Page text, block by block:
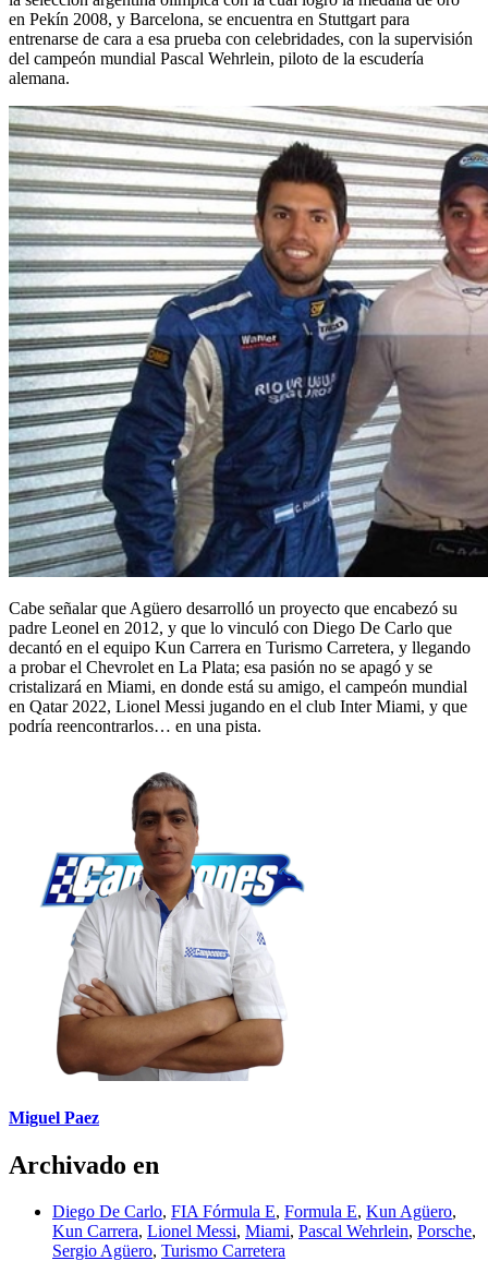
en Pekín 2008, y Barcelona, se encuentra en Stuttgart para
entrenarse de cara a esa prueba con celebridades, con la supervisión
del campeón mundial Pascal Wehrlein, piloto de la escudería
alemana.
Cabe señalar que Agüero desarrolló un proyecto que encabezó su
padre Leonel en 2012, y que lo vinculó con Diego De Carlo que
decantó en el equipo Kun Carrera en Turismo Carretera, y llegando
a probar el Chevrolet en La Plata; esa pasión no se apagó y se
cristalizará en Miami, en donde está su amigo, el campeón mundial
en Qatar 2022, Lionel Messi jugando en el club Inter Miami, y que
podría reencontrarlos… en una pista.
Miguel Paez
Archivado en
Diego De Carlo, FIA Fórmula E, Formula E, Kun Agüero,
Kun Carrera, Lionel Messi, Miami, Pascal Wehrlein, Porsche,
Sergio Agüero, Turismo Carretera